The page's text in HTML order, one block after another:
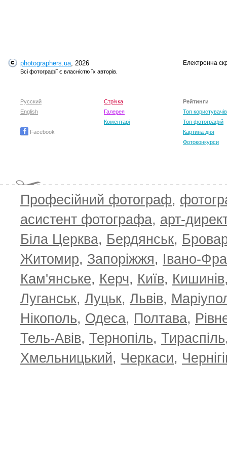
photographers.ua, 2026
Всі фотографії є власністю їх авторів.
Електронна
Русский
English
Facebook
Стрічка
Галерея
Коментарі
Рейтинги
Топ користувачів
Топ фотографій
Картина дня
Фотоконкурси
Професійний фотограф,
асистент фотографа, арт-
Біла Церква, Бердянськ,
Житомир, Запоріжжя, Івано-
Кам'янське, Керч, Київ, Кишинів
Луганськ, Луцьк, Львів,
Нікополь, Одеса, Полтава,
Тель-Авів, Тернопіль, Тираспіль
Хмельницький, Черкаси,